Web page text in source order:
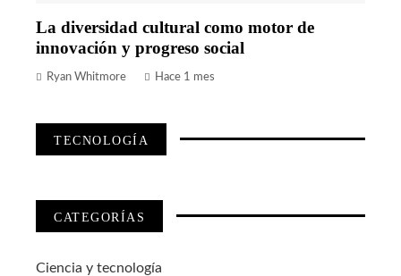
La diversidad cultural como motor de
innovación y progreso social
Ryan Whitmore Hace 1 mes
TECNOLOGÍA
CATEGORÍAS
Ciencia y tecnología